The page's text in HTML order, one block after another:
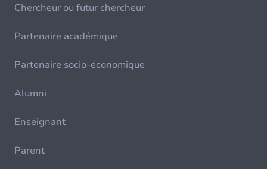
Chercheur ou futur chercheur
Partenaire académique
Partenaire socio-économique
Alumni
Enseignant
Parent